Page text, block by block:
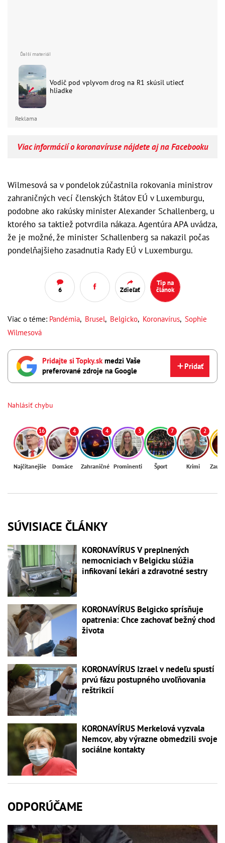
Vodič pod vplyvom drog na R1 skúsil utiecť
hliadke
Reklama
Viac informácií o koronavíruse nájdete aj na Facebooku
Wilmesová sa v pondelok zúčastnila rokovania ministrov
zahraničných vecí členských štátov EÚ v Luxemburgu,
podobne ako rakúsky minister Alexander Schallenberg, u
ktorého sa taktiež potvrdila nákaza. Agentúra APA uvádza,
že je možné, že minister Schallenberg sa nakazil počas
pondelňajšieho zasadnutia Rady EÚ v Luxemburgu.
6 Zdieľať
Tip na
článok
Viac o téme: Pandémia, Brusel, Belgicko, Koronavírus, Sophie
Wilmesová
Pridajte si Topky.skmedzi Vaše
preferované zdroje na Google
Pridať
Nahlásiť chybu
16
Najčítanejšie
4
Domáce
4
Zahraničné
3
Prominenti
7
Šport
2
Krimi
SÚVISIACE ČLÁNKY
KORONAVÍRUS V preplnených
nemocniciach v Belgicku slúžia
infikovaní lekári a zdravotné sestry
KORONAVÍRUS Belgicko sprísňuje
opatrenia: Chce zachovať bežný chod
života
KORONAVÍRUS Izrael v nedeľu spustí
prvú fázu postupného uvoľňovania
reštrikcií
KORONAVÍRUS Merkelová vyzvala
Nemcov, aby výrazne obmedzili svoje
sociálne kontakty
ODPORÚČAME